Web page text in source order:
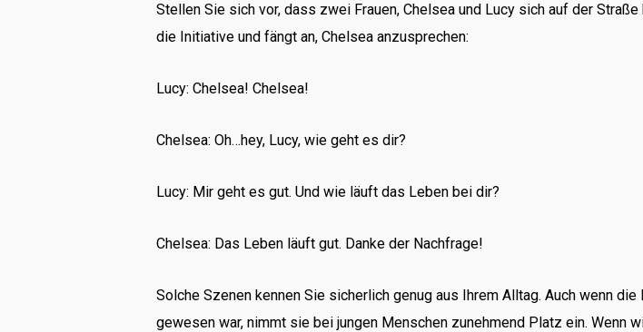
Stellen Sie sich vor, dass zwei Frauen, Chelsea und Lucy sich auf der
die Initiative und fängt an, Chelsea anzusprechen:
Lucy: Chelsea! Chelsea!
Chelsea: Oh…hey, Lucy, wie geht es dir?
Lucy: Mir geht es gut. Und wie läuft das Leben bei dir?
Chelsea: Das Leben läuft gut. Danke der Nachfrage!
Solche Szenen kennen Sie sicherlich genug aus Ihrem Alltag. Auch wenn
gewesen war, nimmt sie bei jungen Menschen zunehmend Platz ein. Wenn